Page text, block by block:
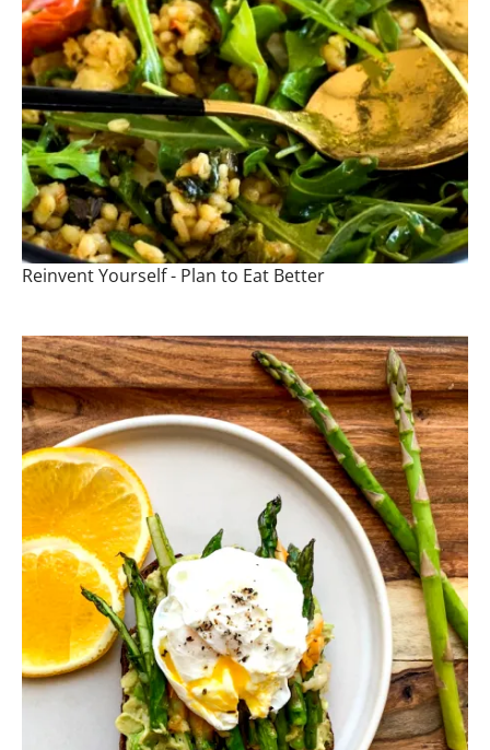
Reinvent Yourself - Plan to Eat Better